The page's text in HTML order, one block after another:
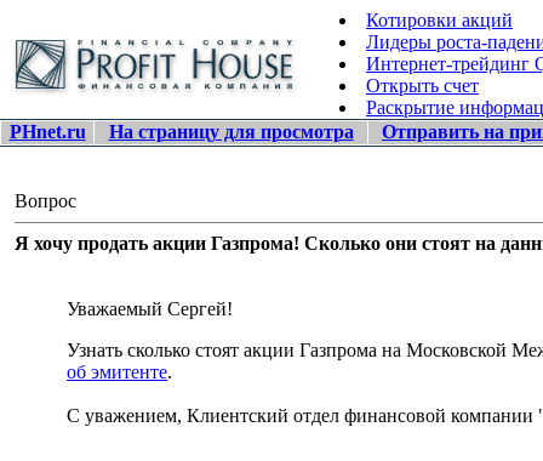
Котировки акций
Лидеры роста-
Интернет-трейдинг
Открыть счет
Раскрытие
PHnet.ru
На страницу для просмотра Отправить на
Вопрос
Я хочу продать акции Газпрома! Сколько они стоят на
Уважаемый Сергей!
Узнать сколько стоят акции Газпрома на
об эмитенте.
С уважением, Клиентский отдел финансовой